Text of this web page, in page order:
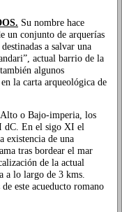
Su nombre hace
un conjunto de arquerías
a salvar una
actual barrio de la
algunos
la carta arqueológica de
Alto o Bajo-imperia, los
dC. En el sigo XI el
existencia de una
tras bordear el mar
de la actual
a lo largo de 3 kms.
este acueducto romano